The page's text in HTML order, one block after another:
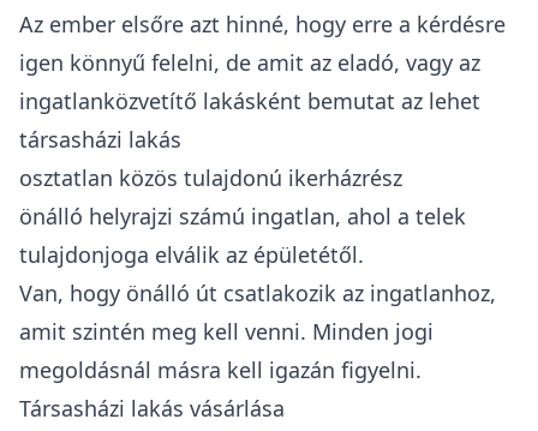
Az ember elsőre azt hinné, hogy erre a kérdésre
igen könnyű felelni, de amit az eladó, vagy az
ingatlanközvetítő lakásként bemutat az lehet
társasházi lakás
osztatlan közös tulajdonú ikerházrész
önálló helyrajzi számú ingatlan, ahol a telek
tulajdonjoga elválik az épületétől.
Van, hogy önálló út csatlakozik az ingatlanhoz,
amit szintén meg kell venni. Minden jogi
megoldásnál másra kell igazán figyelni.
Társasházi lakás vásárlása